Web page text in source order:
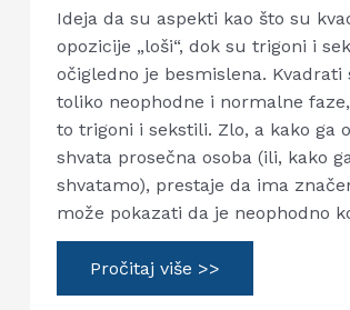
Ideja da su aspekti kao što su
opozicije „loši“, dok su trigoni i
očigledno je besmislena. Kvadrati
toliko neophodne i normalne
to trigoni i sekstili. Zlo, a kako ga
shvata prosečna osoba (ili, kako
shvatamo), prestaje da ima
može pokazati da je neophodno
Kvadrati
i
opozicije
Pročitaj više >>